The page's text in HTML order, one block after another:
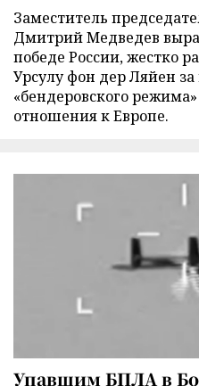
Заместитель
Дмитрий Медведев
победе России, жестко
Урсулу фон дер Ляйен
«бендеровского
отношения к Европе.
Упавшим БПЛА в